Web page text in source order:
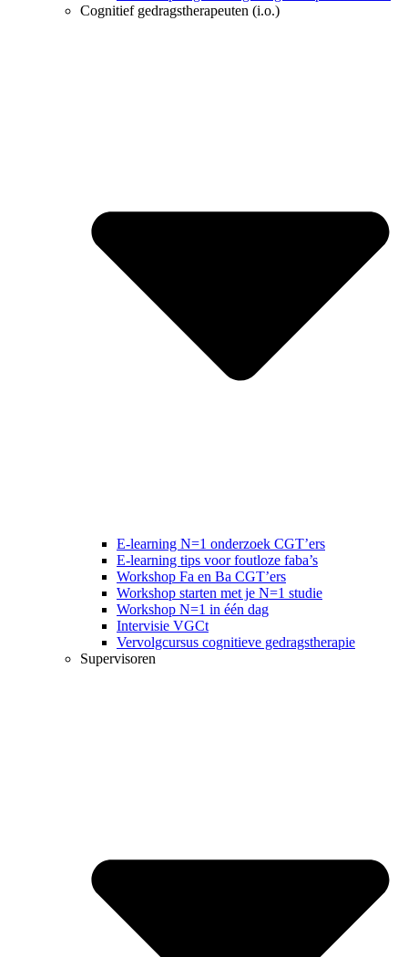
Cognitief gedragstherapeuten (i.o.)
E-learning N=1 onderzoek CGT’ers
E-learning tips voor foutloze faba’s
Workshop Fa en Ba CGT’ers
Workshop starten met je N=1 studie
Workshop N=1 in één dag
Intervisie VGCt
Vervolgcursus cognitieve gedragstherapie
Supervisoren